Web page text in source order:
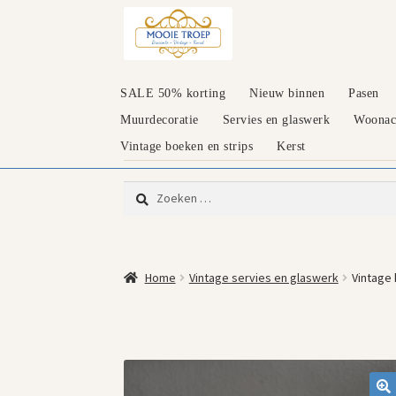
door
naar
SALE 50% korting Nieuw binnen
Pasen
Muurdecoratie
Servies en glaswerk
Vintage boeken en strips
Kerst
Zoeken
naar:
Home Vintage servies en glaswerk Vintage